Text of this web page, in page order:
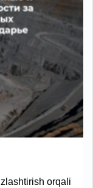
orqali